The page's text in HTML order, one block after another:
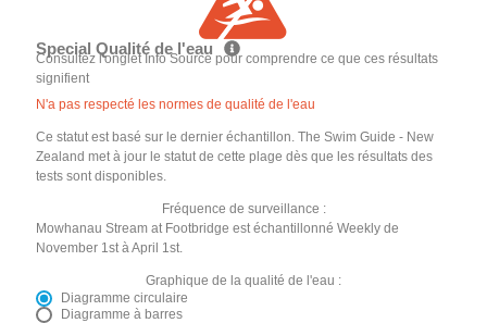
Special Qualité de l'eau
Consultez l'onglet Info Source pour comprendre ce que ces résultats
signifient
N'a pas respecté les normes de qualité de l'eau
Ce statut est basé sur le dernier échantillon. The Swim Guide - New
Zealand met à jour le statut de cette plage dès que les résultats des
tests sont disponibles.
Fréquence de surveillance :
Mowhanau Stream at Footbridge est échantillonné Weekly de
November 1st à April 1st.
Graphique de la qualité de l'eau :
Diagramme circulaire
Diagramme à barres